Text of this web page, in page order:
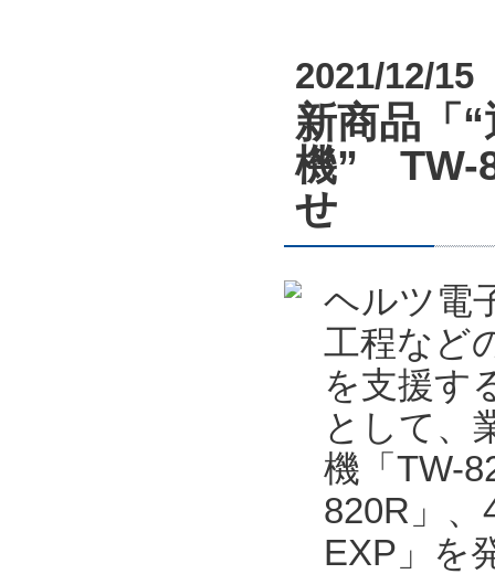
2021/12/15
新商品「
機” TW-
せ
ヘルツ電
工程など
を支援す
として、
機「TW-
820R」
EXP」を